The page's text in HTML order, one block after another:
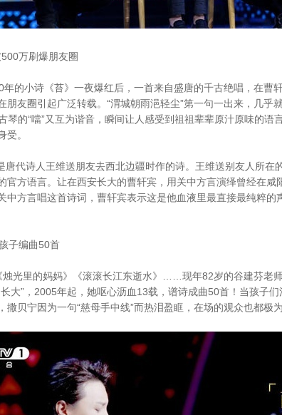
万刷爆朋友圈
小诗《苔》一夜爆红后，一首来自盛唐的千古绝唱，在曹
朋友圈引起广泛转载。“渭城朝雨浥轻尘”第一句一出来，几乎
琴的“噹”又互为谐音，瞬间让人感受到祖祖辈辈原汁原味的
受。
代诗人王维送朋友去西北边疆时作的诗。王维送别友人所在
官方语言。让在西安长大的曹轩宾，用关中方言演绎曾经在咸
中方言唱这首诗词，曹轩宾表示这是他血液里最直接最纯粹的
子编曲50首
烛光里的妈妈》《滚滚长江东逝水》……现年82岁的谷建芬老
大”，2005年起，她呕心沥血13载，谱诗成曲50首！当孩子
撒贝宁因为一句“慈母手中线”而热泪盈眶，在场的观众也都极为